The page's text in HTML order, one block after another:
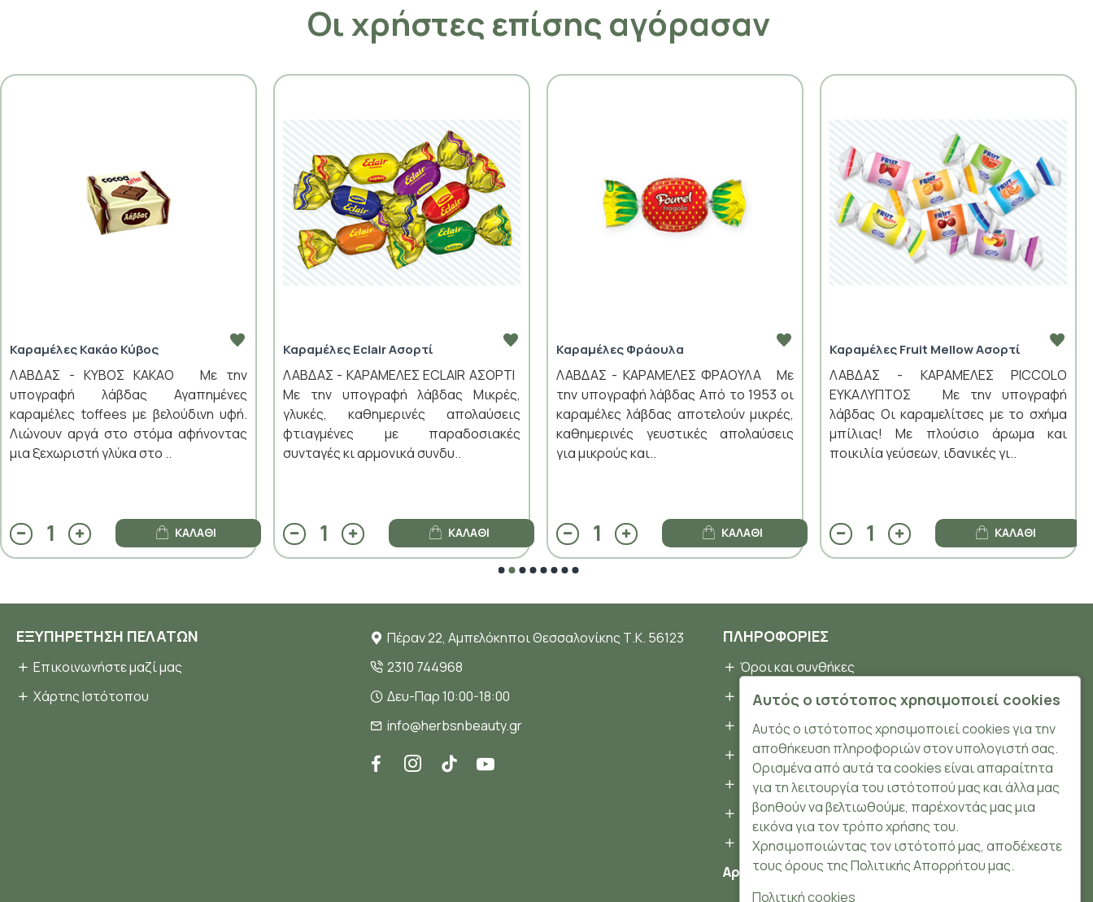
Οι χρήστες επίσης αγόρασαν
Καραμέλες Κακάο Κύβος
ΛΑΒΔΑΣ - ΚΥΒΟΣ ΚΑΚΑΟ Με την
υπογραφή λάβδας Αγαπημένες
καραμέλες toffees με βελούδινη υφή.
Λιώνουν αργά στο στόμα αφήνοντας
μια ξεχωριστή γλύκα στο ..
ΚΑΛΆΘΙ
Καραμέλες Eclair Ασορτί
ΛΑΒΔΑΣ - ΚΑΡΑΜΕΛΕΣ ECLAIR ΑΣΟΡΤΙ
Με την υπογραφή λάβδας Μικρές,
γλυκές, καθημερινές απολαύσεις
φτιαγμένες με παραδοσιακές
συνταγές κι αρμονικά συνδυ..
ΚΑΛΆΘΙ
Καραμέλες Φράουλα
ΛΑΒΔΑΣ - ΚΑΡΑΜΕΛΕΣ ΦΡΑΟΥΛΑ Με
την υπογραφή λάβδας Από το 1953 οι
καραμέλες λάβδας αποτελούν μικρές,
καθημερινές γευστικές απολαύσεις
για μικρούς και..
ΚΑΛΆΘΙ
Καραμέλες Fruit Mellow Ασορτί
ΛΑΒΔΑΣ - ΚΑΡΑΜΕΛΕΣ PICCOLO
ΕΥΚΑΛΥΠΤΟΣ Με την υπογραφή
λάβδας Οι καραμελίτσες με το σχήμα
μπίλιας! Με πλούσιο άρωμα και
ποικιλία γεύσεων, ιδανικές γι..
ΚΑΛΆΘΙ
ΕΞΥΠΗΡΈΤΗΣΗ ΠΕΛΑΤΏΝ
Επικοινωνήστε μαζί μας
Χάρτης Ιστότοπου
Πέραν 22, Αμπελόκηποι Θεσσαλονίκης Τ.Κ. 56123
2310 744968
Δευ-Παρ 10:00-18:00
info@herbsnbeauty.gr
ΠΛΗΡΟΦΟΡΊΕΣ
Όροι και συνθήκες
Προσωπικά δεδομένα
Ασφάλεια
Τρόποι Πληρωμής
Τρόποι Αποστολής
Επιστροφές Προϊόντων
Cookies
Αριθμός ΓΕΜΗ: 148204106000
Αυτός ο ιστότοπος χρησιμοποιεί cookies
Αυτός ο ιστότοπος χρησιμοποιεί cookies για την
αποθήκευση πληροφοριών στον υπολογιστή σας.
Ορισμένα από αυτά τα cookies είναι απαραίτητα
για τη λειτουργία του ιστότοπού μας και άλλα μας
βοηθούν να βελτιωθούμε, παρέχοντάς μας μια
εικόνα για τον τρόπο χρήσης του.
Χρησιμοποιώντας τον ιστότοπό μας, αποδέχεστε
τους όρους της Πολιτικής Απορρήτου μας.
Πολιτική cookies